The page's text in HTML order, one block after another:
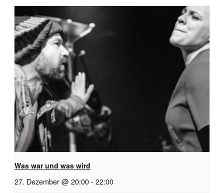
Was war und was wird
27. Dezember @ 20:00- 22:00